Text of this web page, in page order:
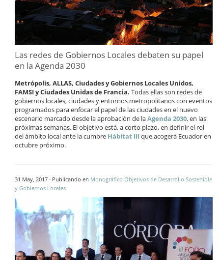
Las redes de Gobiernos Locales debaten su papel
en la Agenda 2030
Metrópolis, ALLAS, Ciudades y Gobiernos Locales Unidos,
FAMSI y Ciudades Unidas de Francia. Todas ellas son redes de
gobiernos locales, ciudades y entornos metropolitanos con eventos
programados para enfocar el papel de las ciudades en el nuevo
escenario marcado desde la aprobación de laAgenda 2030, en las
próximas semanas. El objetivo está, a corto plazo, en definir el rol
del ámbito local ante la cumbre Hábitat III que acogerá Ecuador en
octubre próximo.
31 May, 2017 · Publicando en Monográfico Objetivos de Desarrollo Sostenible
y Gobiernos Locales